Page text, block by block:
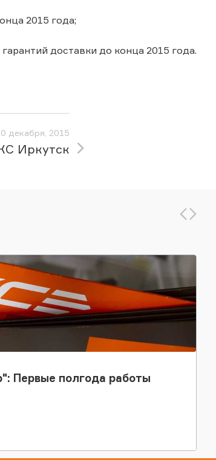
2015 года;
доставки до конца 2015 года.
декабря, 2015
Иркутск
Первые полгода работы